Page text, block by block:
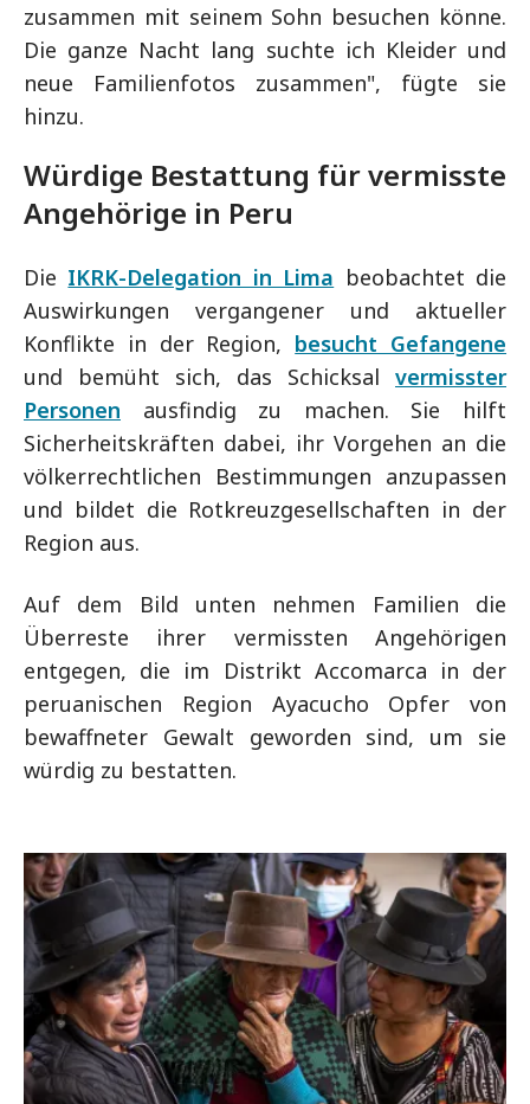
zusammen mit seinem Sohn besuchen könne.
Die ganze Nacht lang suchte ich Kleider und
neue Familienfotos zusammen", fügte sie
hinzu.
Würdige Bestattung für vermisste
Angehörige in Peru
Die IKRK-Delegation in Lima beobachtet die
Auswirkungen vergangener und aktueller
Konflikte in der Region, besucht Gefangene
und bemüht sich, das Schicksal vermisster
Personen ausfindig zu machen. Sie hilft
Sicherheitskräften dabei, ihr Vorgehen an die
völkerrechtlichen Bestimmungen anzupassen
und bildet die Rotkreuzgesellschaften in der
Region aus.
Auf dem Bild unten nehmen Familien die
Überreste ihrer vermissten Angehörigen
entgegen, die im Distrikt Accomarca in der
peruanischen Region Ayacucho Opfer von
bewaffneter Gewalt geworden sind, um sie
würdig zu bestatten.